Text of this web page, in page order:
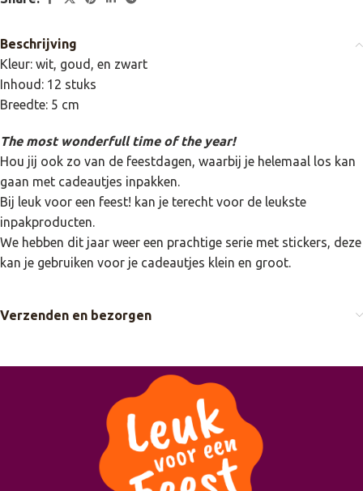
Beschrijving
Kleur: wit, goud, en zwart
Inhoud: 12 stuks
Breedte: 5 cm
The most wonderfull time of the year!
Hou jij ook zo van de feestdagen, waarbij je helemaal los kan
gaan met cadeautjes inpakken.
Bij leuk voor een feest! kan je terecht voor de leukste
inpakproducten.
We hebben dit jaar weer een prachtige serie met stickers, deze
kan je gebruiken voor je cadeautjes klein en groot.
Verzenden en bezorgen